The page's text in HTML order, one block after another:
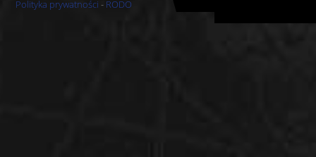
Polityka prywatności - RODO